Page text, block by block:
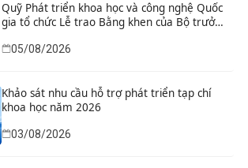
Quỹ Phát triển khoa học và công nghệ Quốc
gia tổ chức Lễ trao Bằng khen của Bộ trưởng
nhân có thành tích xuất sắc
05/08/2026
Khảo sát nhu cầu hỗ trợ phát triển tạp chí
khoa học năm 2026
03/08/2026